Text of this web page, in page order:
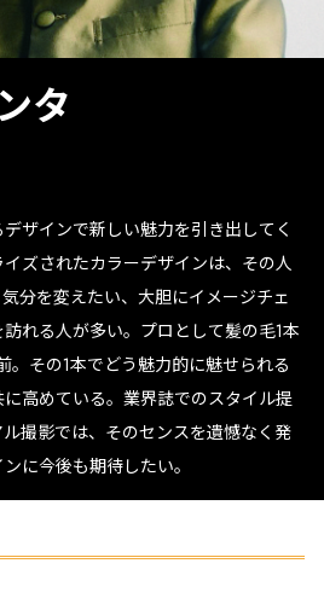
タ
ザインで新しい魅力を引き出してく
ズされたカラーデザインは、その人
分を変えたい、大胆にイメージチェ
れる人が多い。プロとして髪の毛1本
。その1本でどう魅力的に魅せられる
高めている。業界誌でのスタイル提
撮影では、そのセンスを遺憾なく発
に今後も期待したい。